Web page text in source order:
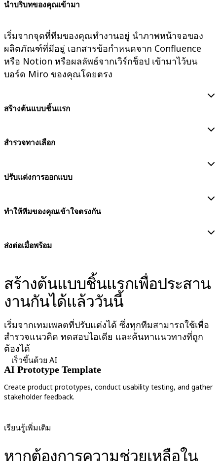
นำบริบทของคุณเข้ามา
เริ่มจากจุดที่ทีมของคุณทำงานอยู่ นำภาพหน้าจอของ
ผลิตภัณฑ์ที่มีอยู่ เอกสารข้อกำหนดจาก Confluence
หรือ Notion หรือผลลัพธ์จากเวิร์กช็อป เข้ามาไว้บน
บอร์ด Miro ของคุณโดยตรง
สร้างต้นแบบชิ้นแรก
สำรวจทางเลือก
ปรับแต่งการออกแบบ
ทำให้ทีมของคุณเข้าใจตรงกัน
ส่งต่อเมื่อพร้อม
สร้างต้นแบบชิ้นแรกเพื่อประสาน
งานกันได้แล้ววันนี้
เริ่มจากเทมเพลตที่ปรับแต่งได้ ซึ่งทุกทีมสามารถใช้เพื่อ
สำรวจแนวคิด ทดสอบไอเดีย และค้นหาแนวทางที่ถูก
ต้องได้
เร็วขึ้นด้วย AI
AI Prototype Template
Create product prototypes, conduct usability testing, and gather
stakeholder feedback.
เรียนรู้เพิ่มเติม
หากต้องการความช่วยเหลือใน